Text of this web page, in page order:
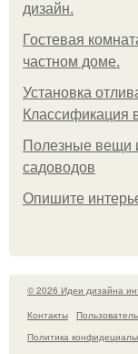
дизайн.
Гостевая
частном доме.
Установка
Классификация
Полезные вещи
садоводов
Опишите
© 2026 Идеи дизайна
Контакты
Политика